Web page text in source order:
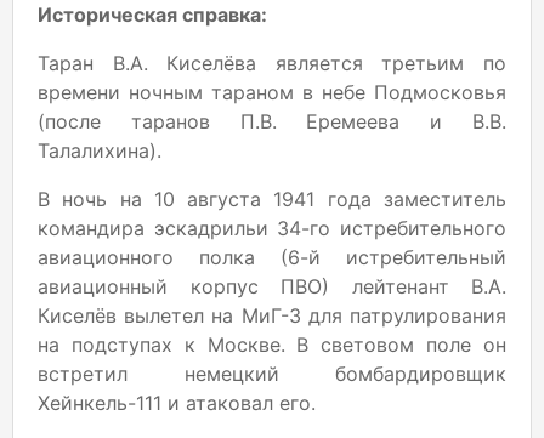
Историческая справка:
Таран В.А. Киселёва является третьим по
времени ночным тараном в небе Подмосковья
(после таранов П.В. Еремеева и В.В.
Талалихина).
В ночь на 10 августа 1941 года заместитель
командира эскадрильи 34-го истребительного
авиационного полка (6-й истребительный
авиационный корпус ПВО) лейтенант В.А.
Киселёв вылетел на МиГ-3 для патрулирования
на подступах к Москве. В световом поле он
встретил немецкий бомбардировщик
Хейнкель-111 и атаковал его.